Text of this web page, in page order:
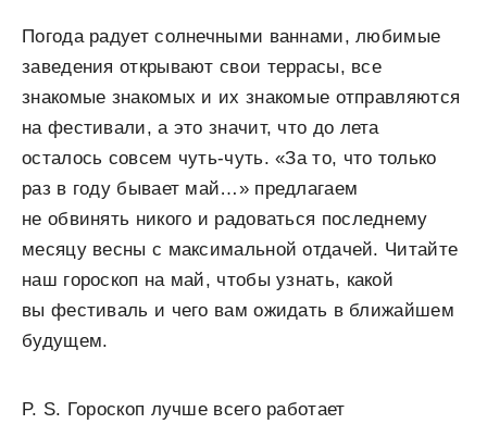
Погода радует солнечными ваннами, любимые
заведения открывают свои террасы, все
знакомые знакомых и их знакомые отправляются
на фестивали, а это значит, что до лета
осталось совсем чуть-чуть. «За то, что только
раз в году бывает май…» предлагаем
не обвинять никого и радоваться последнему
месяцу весны с максимальной отдачей. Читайте
наш гороскоп на май, чтобы узнать, какой
вы фестиваль и чего вам ожидать в ближайшем
будущем.
P. S. Гороскоп лучше всего работает